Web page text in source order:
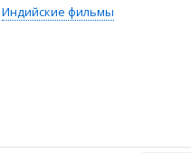
Индийские фильмы